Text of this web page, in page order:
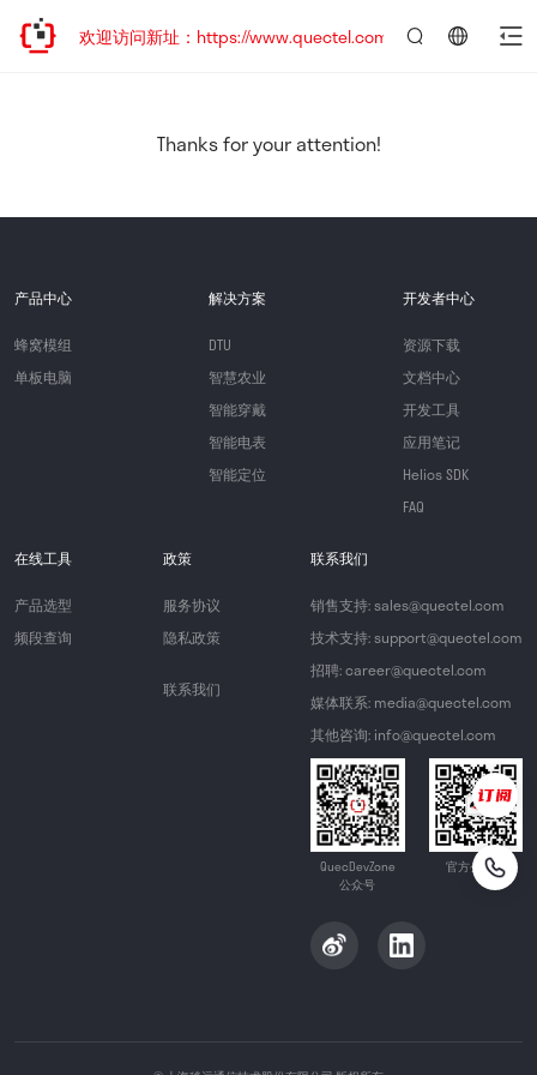
已迁移，欢迎访问新址：https://www.quectel.com.cn
Thanks for your attention!
产品中心
蜂窝模组
单板电脑
解决方案
DTU
智慧农业
智能穿戴
智能电表
智能定位
开发者中心
资源下载
文档中心
开发工具
应用笔记
Helios SDK
FAQ
在线工具
产品选型
频段查询
政策
服务协议
隐私政策
联系我们
联系我们
销售支持: sales@quectel.com
技术支持: support@quectel.com
招聘: career@quectel.com
媒体联系: media@quectel.com
其他咨询: info@quectel.com
QuecDevZone
公众号
官方公众号